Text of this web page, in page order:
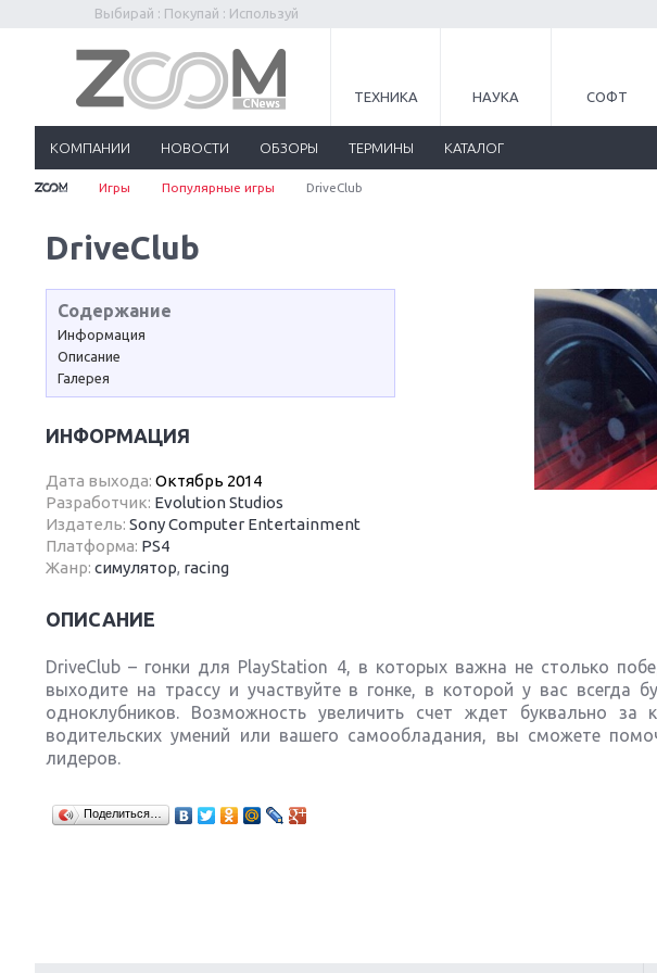
Выбирай : Покупай : Используй
ТЕХНИКА НАУКА СОФТ
КОМПАНИИ НОВОСТИ ОБЗОРЫ ТЕРМИНЫ КАТАЛОГ
Игры Популярные игры DriveClub
DriveClub
Содержание
Информация
Описание
Галерея
ИНФОРМАЦИЯ
Дата выхода: Октябрь 2014
Разработчик: Evolution Studios
Издатель: Sony Computer Entertainment
Платформа: PS4
Жанр: симулятор, racing
ОПИСАНИЕ
DriveClub – гонки для PlayStation 4, в которых важна не столько
выходите на трассу и участвуйте в гонке, в которой у вас всегда
одноклубников. Возможность увеличить счет ждет буквально
водительских умений или вашего самообладания, вы сможете
лидеров.
Поделиться…
Next